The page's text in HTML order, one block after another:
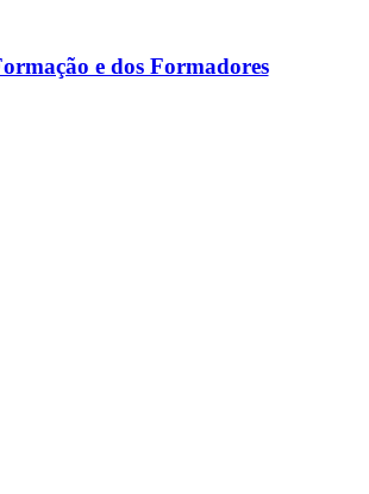
e dos Formadores